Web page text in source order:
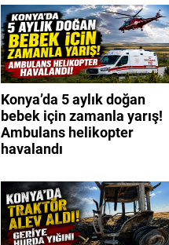
Konya’da 5 aylık doğan
bebek için zamanla yarış!
Ambulans helikopter
havalandı